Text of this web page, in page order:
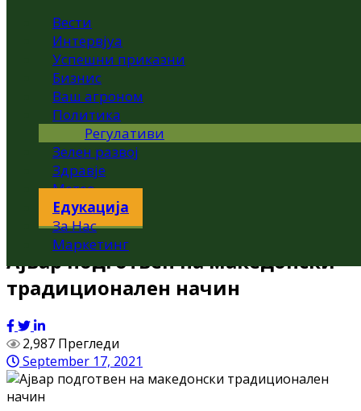
Вести
Интервјуа
Успешни приказни
Бизнис
Ваш агроном
Политика
Регулативи
Зелен развој
Здравје
Метео
Едукација
За Нас
Маркетинг
Ајвар подготвен на македонски
традиционален начин
2,987 Прегледи
September 17, 2021